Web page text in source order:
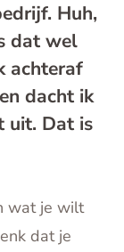
Huh,
dat wel
achteraf
dacht ik
uit. Dat is
wat je wilt
dat je